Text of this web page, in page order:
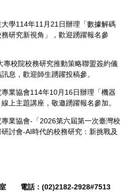
大學114年11月21日辦理「數據解碼
研究新視角」，歡迎踴躍報名參
專校院校務研究推動策略聯盟簽約儀
息，歡迎師生踴躍投稿參。
專業協會114年10月16日辦理「機器
上主題講座，敬邀踴躍報名參加。
專業協會-「2026第六屆第一次臺灣校
討會-AI時代的校務研究：新挑戰及
室 電話：(02)2182-2928#7513